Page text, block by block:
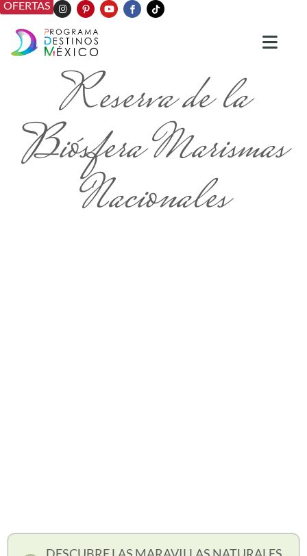
OFERTAS
Reserva de la
Biósfera Marismas
Nacionales